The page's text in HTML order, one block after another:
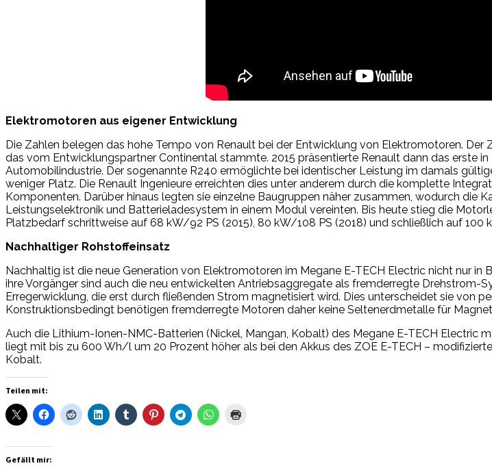
Elektromotoren aus eigener Entwicklung
Die Zahlen belegen das hohe Tempo von Renault bei der Entwicklung von Elektromotoren.
das vom Entwicklungspartner Continental stammte. 2015 präsentierte Renault dann das erste
Automobilindustrie. Der sogenannte R240 ermöglichte bei identischer Leistung im damals
weniger Platz. Die Renault Ingenieure erreichten dies unter anderem durch die komplette
Komponenten. Darüber hinaus legten sie einzelne Baugruppen näher zusammen, wodurch die
Leistungselektronik und Batterieladesystem in einem Modul vereinten. Bis heute stieg die
Platzbedarf schrittweise auf 68 kW/92 PS (2015), 80 kW/108 PS (2018) und schließlich auf 100
Nachhaltiger Rohstoffeinsatz
Nachhaltig ist die neue Generation von Elektromotoren im Megane E-TECH Electric nicht nur
ihre Vorgänger sind auch die neu entwickelten Antriebsaggregate als fremderregte
Erregerwicklung, die erst durch fließenden Strom magnetisiert wird. Dies unterscheidet sie von
Konstruktionsbedingt benötigen fremderregte Motoren daher keine Seltenerdmetalle für
Auch die Lithium-Ionen-NMC-Batterien (Nickel, Mangan, Kobalt) des Megane E-TECH Electric
liegt mit bis zu 600 Wh/l um 20 Prozent höher als bei den Akkus des ZOE E-TECH –
Kobalt.
Teilen mit:
Gefällt mir: